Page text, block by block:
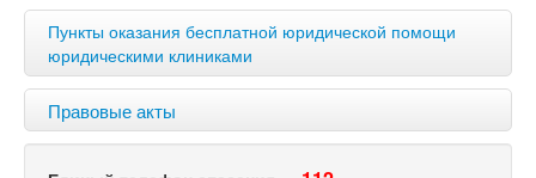
Пункты оказания бесплатной юридической помощи
юридическими клиниками
Правовые акты